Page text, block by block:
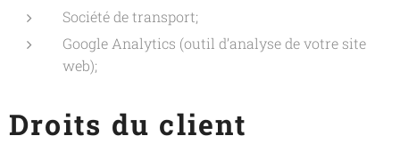
Société de transport;
Google Analytics (outil d’analyse de votre site
web);
Droits du client